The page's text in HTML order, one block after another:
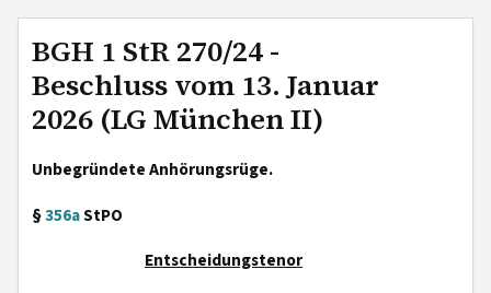
BGH 1 StR 270/24 -
Beschluss vom 13. Januar
2026 (LG München II)
Unbegründete Anhörungsrüge.
§356aStPO
Entscheidungstenor